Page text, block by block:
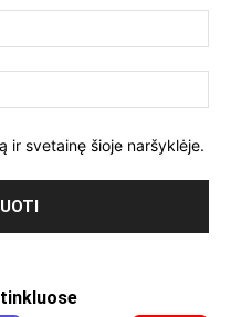
ir svetainę šioje naršyklėje.